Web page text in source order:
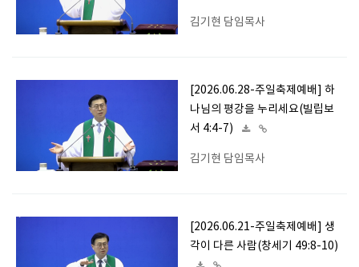
김기현 담임목사
[2026.06.28-주일축제예배] 하
나님의 평강을 누리세요(빌립보
서 4:4-7)
김기현 담임목사
[2026.06.21-주일축제예배] 생
각이 다른 사람(창세기 49:8-10)